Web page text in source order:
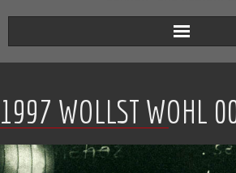
Aktuell
Werkverzeichnis
Biografie
1997 WOLLST WOHL